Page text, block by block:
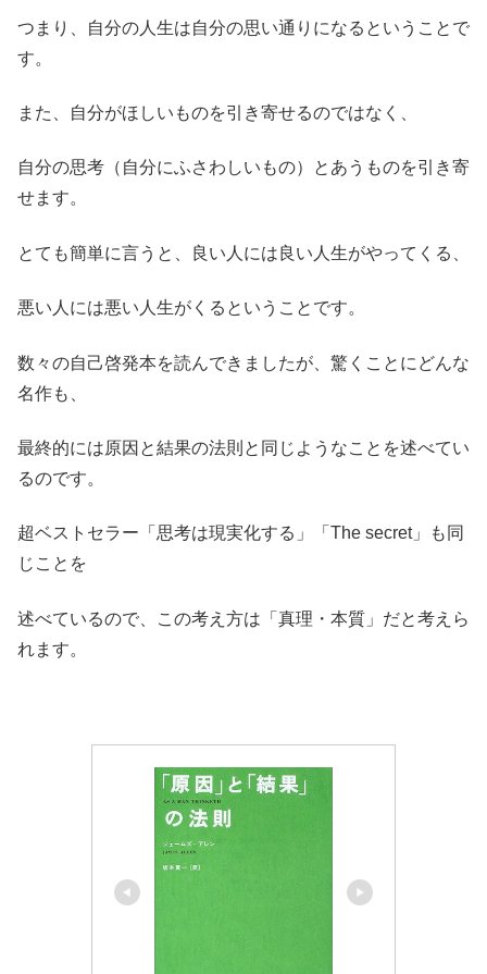
つまり、自分の人生は自分の思い通りになるということで
す。
また、自分がほしいものを引き寄せるのではなく、
自分の思考（自分にふさわしいもの）とあうものを引き寄
せます。
とても簡単に言うと、良い人には良い人生がやってくる、
悪い人には悪い人生がくるということです。
数々の自己啓発本を読んできましたが、驚くことにどんな
名作も、
最終的には原因と結果の法則と同じようなことを述べてい
るのです。
超ベストセラー「思考は現実化する」「The secret」も同
じことを
述べているので、この考え方は「真理・本質」だと考えら
れます。